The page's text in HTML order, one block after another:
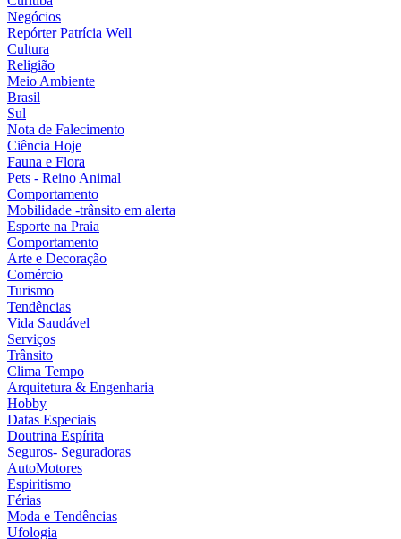
Negócios
Repórter Patrícia Well
Cultura
Religião
Meio Ambiente
Brasil
Sul
Nota de Falecimento
Ciência Hoje
Fauna e Flora
Pets - Reino Animal
Comportamento
Mobilidade -trânsito em alerta
Esporte na Praia
Comportamento
Arte e Decoração
Comércio
Turismo
Tendências
Vida Saudável
Serviços
Trânsito
Clima Tempo
Arquitetura & Engenharia
Hobby
Datas Especiais
Doutrina Espírita
Seguros- Seguradoras
AutoMotores
Espiritismo
Férias
Moda e Tendências
Ufologia